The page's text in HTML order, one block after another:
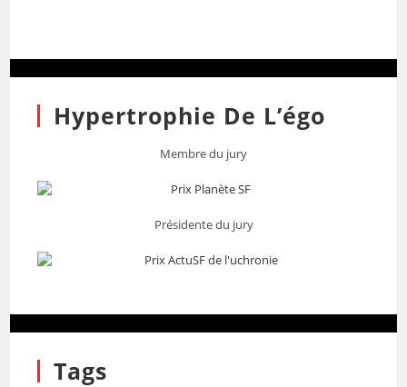
Hypertrophie De L’égo
Membre du jury
Présidente du jury
Tags